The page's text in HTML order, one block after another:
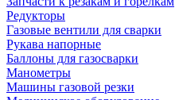
Редукторы
Газовые вентили для сварки
Рукава напорные
Баллоны для газосварки
Манометры
Машины газовой резки